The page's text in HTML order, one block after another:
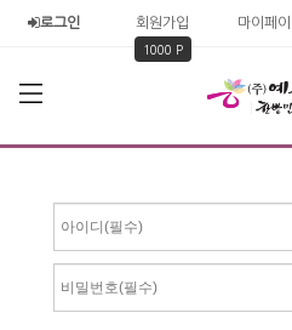
로그인 회원가입
1000 P
마이페이